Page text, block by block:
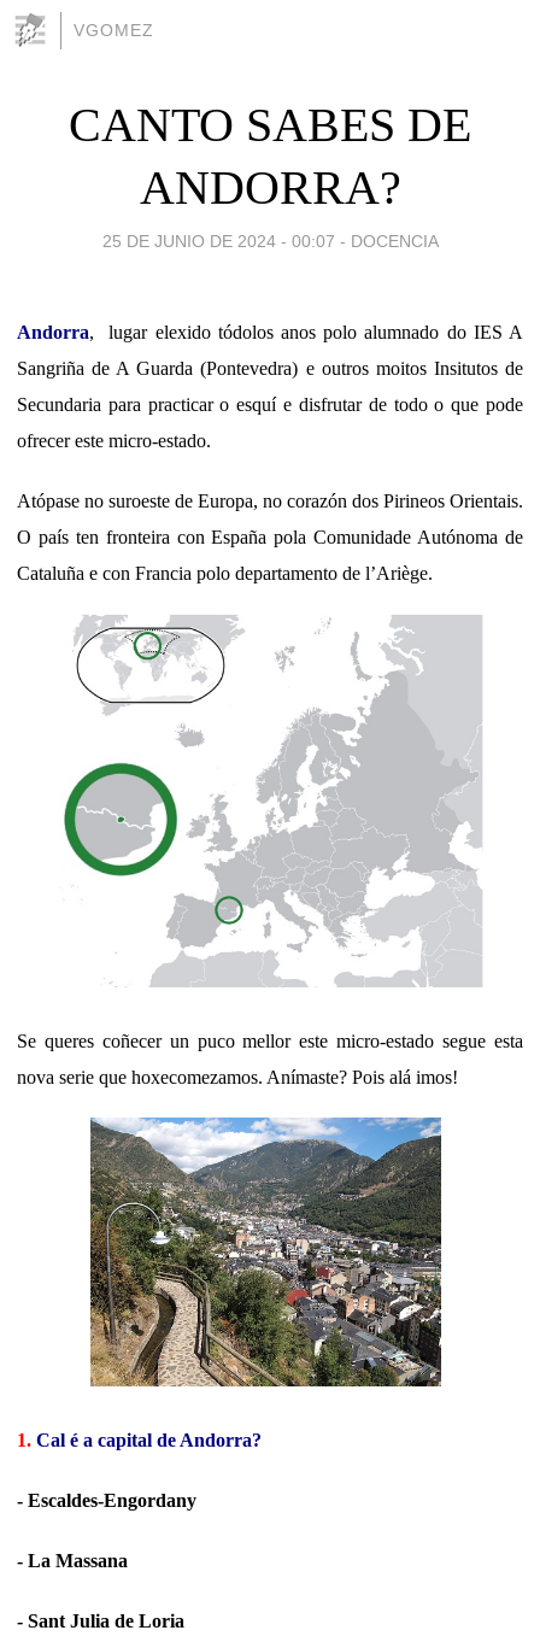
VGOMEZ
CANTO SABES DE
ANDORRA?
25 DE JUNIO DE 2024 - 00:07 - DOCENCIA
Andorra, lugar elexido tódolos anos polo alumnado do IES A
Sangriña de A Guarda (Pontevedra) e outros moitos Insitutos de
Secundaria para practicar o esquí e disfrutar de todo o que pode
ofrecer este micro-estado.
Atópase no suroeste de Europa, no corazón dos Pirineos Orientais.
O país ten fronteira con España pola Comunidade Autónoma de
Cataluña e con Francia polo departamento de l’Ariège.
Se queres coñecer un puco mellor este micro-estado segue esta
nova serie que hoxecomezamos. Anímaste? Pois alá imos!
1. Cal é a capital de Andorra?
- Escaldes-Engordany
- La Massana
- Sant Julia de Loria